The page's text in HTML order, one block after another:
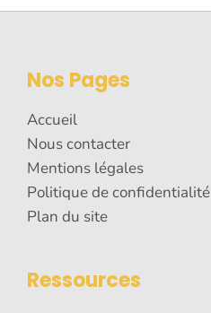
Nos Pages
Accueil
Nous contacter
Mentions légales
Politique de confidentialité
Plan du site
Ressources